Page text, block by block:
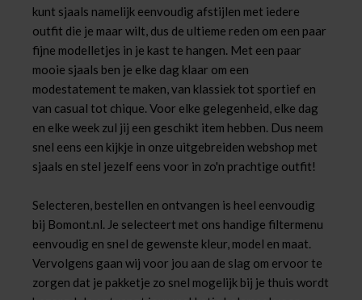
kunt sjaals namelijk eenvoudig afstijlen met iedere
outfit die je maar wilt, dus de ultieme reden om een paar
fijne modelletjes in je kast te hangen. Met een paar
mooie sjaals ben je elke dag klaar om een
modestatement te maken, van klassiek tot sportief en
van casual tot chique. Voor elke gelegenheid, elke dag
en elke week zul jij een geschikt item hebben. Dus neem
snel eens een kijkje in onze uitgebreiden webshop met
sjaals en stel jezelf eens voor in zo'n prachtige outfit!
Selecteren, bestellen en ontvangen is heel eenvoudig
bij Bomont.nl. Je selecteert met ons handige filtermenu
eenvoudig en snel de gewenste kleur, model en maat.
Vervolgens gaan wij voor jou aan de slag om ervoor te
zorgen dat je pakketje zo snel mogelijk bij je thuis wordt